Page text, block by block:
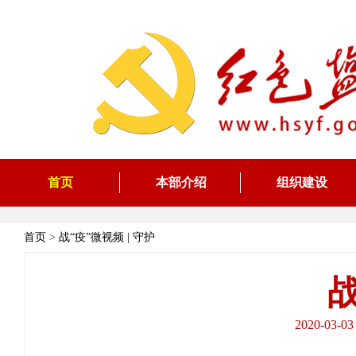
首页 本部介绍 组织建设
首页 > 战“疫”微视频 | 守护
2020-03-